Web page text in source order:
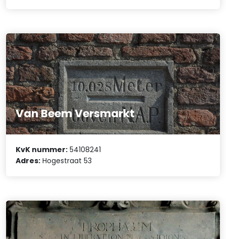
Van Beem Versmarkt
KvK nummer: 54108241
Adres: Hogestraat 53